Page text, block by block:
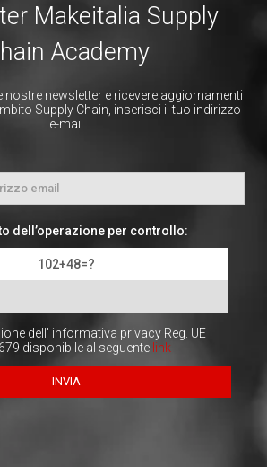
Makeitalia Supply
Academy
nostre newsletter e ricevere aggiornamenti
Supply Chain, inserisci il tuo indirizzo
e-mail
dell’operazione per controllo:
102+48=?
dell' informativa privacy Reg. UE
disponibile al seguente link